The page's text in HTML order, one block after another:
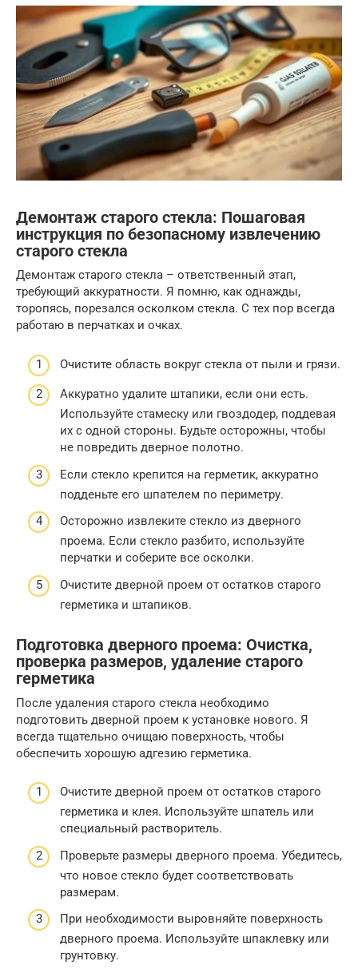
Демонтаж старого стекла: Пошаговая
инструкция по безопасному извлечению
старого стекла
Демонтаж старого стекла – ответственный этап,
требующий аккуратности. Я помню, как однажды,
торопясь, порезался осколком стекла. С тех пор всегда
работаю в перчатках и очках.
Очистите область вокруг стекла от пыли и грязи.
Аккуратно удалите штапики, если они есть.
Используйте стамеску или гвоздодер, поддевая
их с одной стороны. Будьте осторожны, чтобы
не повредить дверное полотно.
Если стекло крепится на герметик, аккуратно
подденьте его шпателем по периметру.
Осторожно извлеките стекло из дверного
проема. Если стекло разбито, используйте
перчатки и соберите все осколки.
Очистите дверной проем от остатков старого
герметика и штапиков.
Подготовка дверного проема: Очистка,
проверка размеров, удаление старого
герметика
После удаления старого стекла необходимо
подготовить дверной проем к установке нового. Я
всегда тщательно очищаю поверхность, чтобы
обеспечить хорошую адгезию герметика.
Очистите дверной проем от остатков старого
герметика и клея. Используйте шпатель или
специальный растворитель.
Проверьте размеры дверного проема. Убедитесь,
что новое стекло будет соответствовать
размерам.
При необходимости выровняйте поверхность
дверного проема. Используйте шпаклевку или
грунтовку.